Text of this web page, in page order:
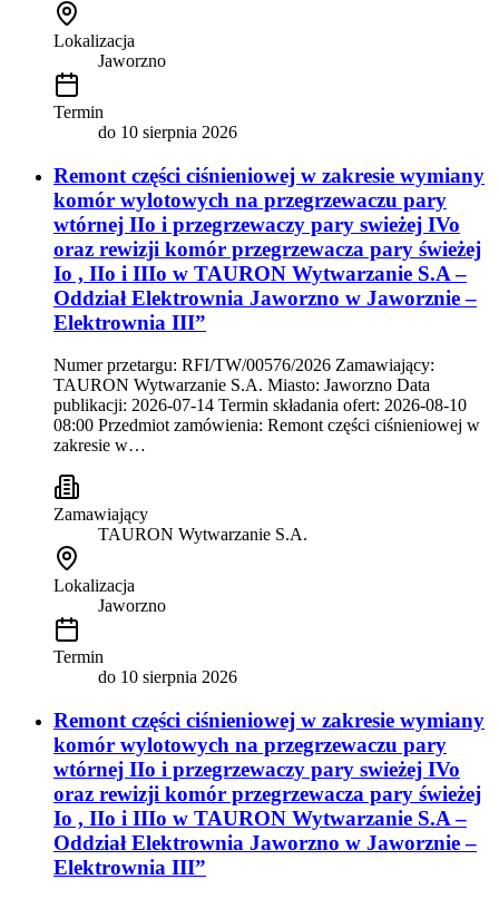
Lokalizacja
Jaworzno
Termin
do 10 sierpnia 2026
Remont części ciśnieniowej w zakresie wymiany
komór wylotowych na przegrzewaczu pary
wtórnej IIo i przegrzewaczy pary swieżej IVo
oraz rewizji komór przegrzewacza pary świeżej
Io , IIo i IIIo w TAURON Wytwarzanie S.A –
Oddział Elektrownia Jaworzno w Jaworznie –
Elektrownia III”
Numer przetargu: RFI/TW/00576/2026 Zamawiający:
TAURON Wytwarzanie S.A. Miasto: Jaworzno Data
publikacji: 2026-07-14 Termin składania ofert: 2026-08-10
08:00 Przedmiot zamówienia: Remont części ciśnieniowej w
zakresie w…
Zamawiający
TAURON Wytwarzanie S.A.
Lokalizacja
Jaworzno
Termin
do 10 sierpnia 2026
Remont części ciśnieniowej w zakresie wymiany
komór wylotowych na przegrzewaczu pary
wtórnej IIo i przegrzewaczy pary swieżej IVo
oraz rewizji komór przegrzewacza pary świeżej
Io , IIo i IIIo w TAURON Wytwarzanie S.A –
Oddział Elektrownia Jaworzno w Jaworznie –
Elektrownia III”